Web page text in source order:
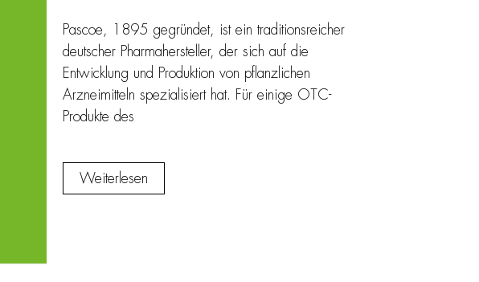
Pascoe, 1895 gegründet, ist ein traditionsreicher
deutscher Pharmahersteller, der sich auf die
Entwicklung und Produktion von pflanzlichen
Arzneimitteln spezialisiert hat. Für einige OTC-
Produkte des
Weiterlesen